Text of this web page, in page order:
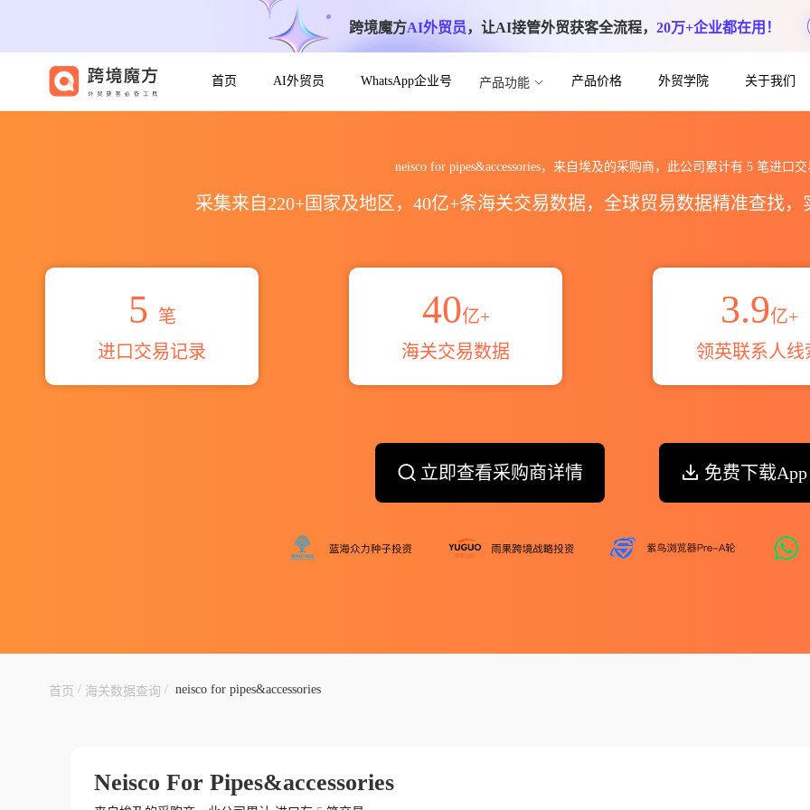
跨境魔方AI外贸员，让AI接管外贸获客全流程， 20万+企业都在用！
首页 AI外贸员 WhatsApp企业号 产品功能 产品价格 外贸学院 关于我们
neisco for pipes&accessories，来自埃及的采购商，此公司累计有 5 笔进口交
采集来自220+国家及地区，40亿+条海关交易数据，全球贸易数据精准查找
5 笔
进口交易记录
40亿+
海关交易数据
3.9亿+
领英联系人线
立即查看采购商详情 免费下载App
首页 / 海关数据查询 / neisco for pipes&accessories
Neisco For Pipes&accessories